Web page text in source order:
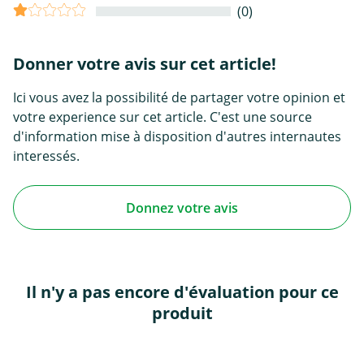
(0)
Donner votre avis sur cet article!
Ici vous avez la possibilité de partager votre opinion et
votre experience sur cet article. C'est une source
d'information mise à disposition d'autres internautes
interessés.
Donnez votre avis
Il n'y a pas encore d'évaluation pour ce
produit